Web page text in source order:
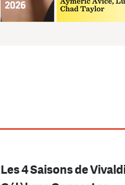
Les 4 Saisons de